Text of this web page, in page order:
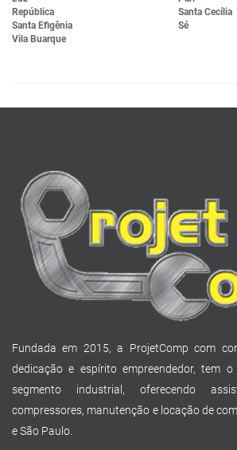
República
Santa Cecília
Santa Efigênia
Sé
Vila Buarque
Fundada em 2015, a ProjetComp com
dedicação e espírito empreendedor, tem
segmento industrial, oferecendo
compressores, manutenção e locação de
e São Paulo.